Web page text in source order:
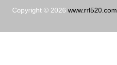
Copyright © 2026 www.rrl520.com